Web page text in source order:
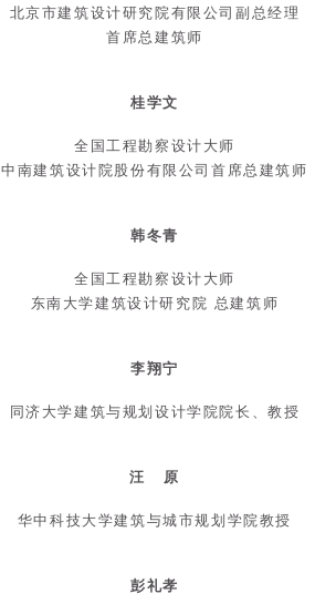
北京市建筑设计研究院有限公司副总经理
首席总建筑师
桂学文
全国工程勘察设计大师
中南建筑设计院股份有限公司首席总建筑师
韩冬青
全国工程勘察设计大师
东南大学建筑设计研究院 总建筑师
李翔宁
同济大学建筑与规划设计学院院长、教授
汪 原
华中科技大学建筑与城市规划学院教授
彭礼孝